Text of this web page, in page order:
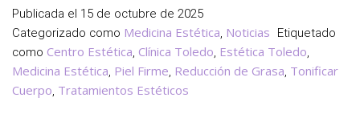
Definir
tu
Cuerpo
Publicada el 15 de octubre de 2025
Categorizado como Medicina Estética, Noticias Etiquetado
como Centro Estética, Clínica Toledo, Estética Toledo,
Medicina Estética, Piel Firme, Reducción de Grasa, Tonificar
Cuerpo, Tratamientos Estéticos